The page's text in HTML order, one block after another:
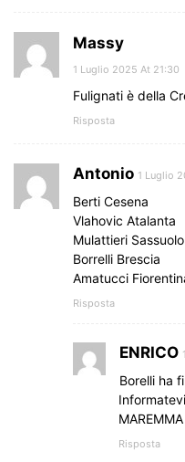
Massy
1 Luglio 2025 At 21:30
Fulignati è della
Risposta
Antonio 1 Luglio
Berti Cesena
Vlahovic Atalanta
Mulattieri Sassuolo
Borrelli Brescia
Amatucci
Risposta
ENRICO
Borelli ha
Risposta